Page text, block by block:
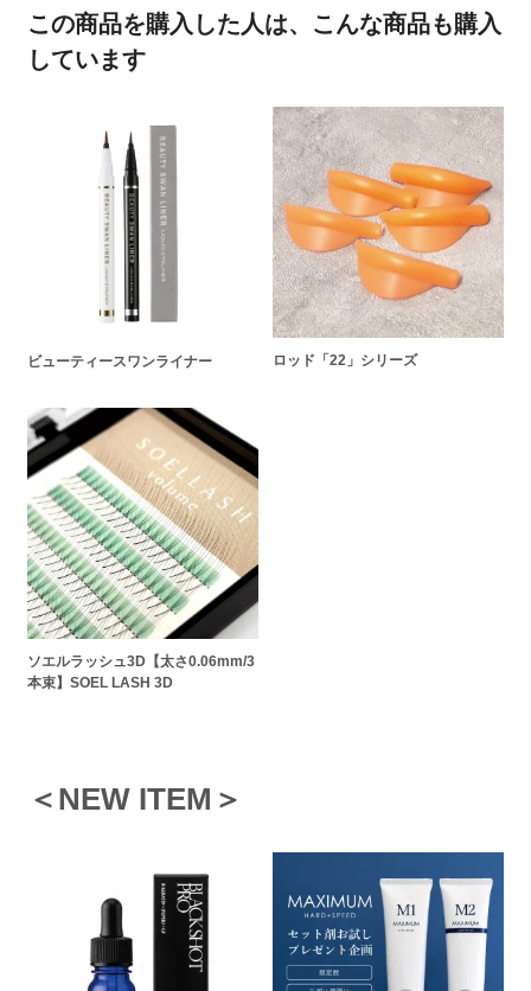
この商品を購入した人は、こんな商品も購入
しています
ビューティースワンライナー ロッド「22」シリーズ
ソエルラッシュ3D【太さ0.06mm/3
本束】SOEL LASH 3D
＜NEW ITEM＞